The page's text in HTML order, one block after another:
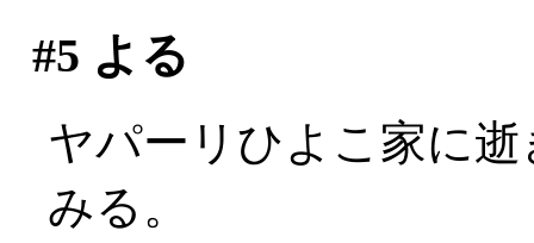
#5 よる
ヤパーリひよこ家に
みる。